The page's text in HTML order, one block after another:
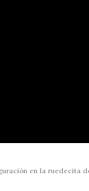
en la ruedecita